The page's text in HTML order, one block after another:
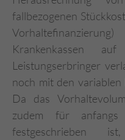
fallbezogenen
Krankenkassen
Leistungserbringer
noch mit den variablen
Da das
zudem für
festgeschrieben